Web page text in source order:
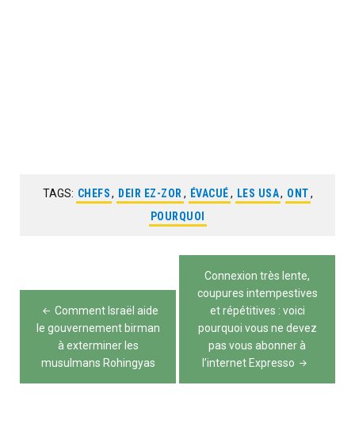
TAGS: CHEFS, DEIR EZ-ZOR , ÉVACUÉ, LES USA, ONT,
POURQUOI
de
l’article
Comment Israël aide
le gouvernement birman
à exterminer les
musulmans Rohingyas
Connexion très lente,
coupures intempestives
et répétitives : voici
pourquoi vous ne devez
pas vous abonner à
l’internet Expresso